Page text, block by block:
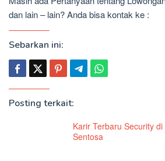
dan lain – lain? Anda bisa kontak ke :
Sebarkan ini:
Posting terkait:
Karir Terbaru Security
Sentosa